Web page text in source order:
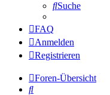
Suche
FAQ
Anmelden
Registrieren
Foren-Übersicht
Suche